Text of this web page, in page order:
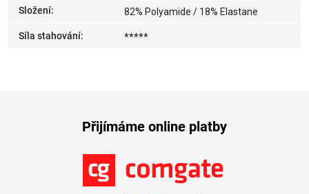
Složení: 82% Polyamide / 18% Elastane
Síla stahování: *****
Přijímáme online platby